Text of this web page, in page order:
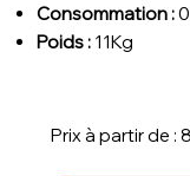
Consommation :
Poids : 11Kg
Prix à partir de :